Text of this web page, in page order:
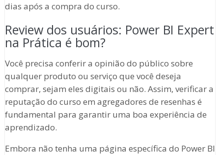
dias após a compra do curso.
Review dos usuários: Power BI Expert
na Prática é bom?
Você precisa conferir a opinião do público sobre
qualquer produto ou serviço que você deseja
comprar, sejam eles digitais ou não. Assim, verificar a
reputação do curso em agregadores de resenhas é
fundamental para garantir uma boa experiência de
aprendizado.
Embora não tenha uma página específica do Power BI